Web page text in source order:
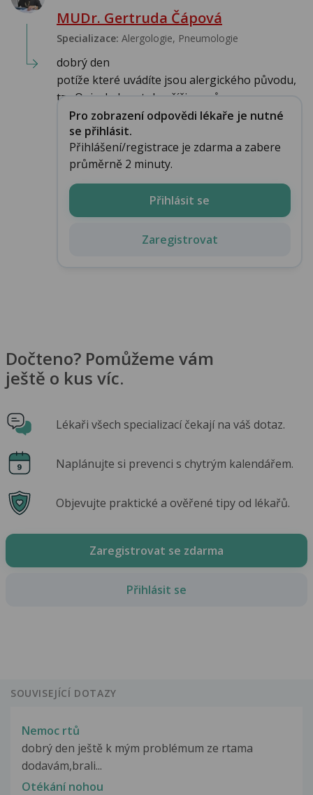
MUDr. Gertruda Čápová
Specializace: Alergologie‎, Pneumologie‎
dobrý den
potíže které uvádíte jsou alergického původu,
tzv Quinckeho otok, příčina mů...
Pro zobrazení odpovědi lékaře je nutné
se přihlásit.
Přihlášení/registrace je zdarma a zabere
průměrně 2 minuty.
Přihlásit se
Zaregistrovat
Dočteno? Pomůžeme vám
ještě o kus víc.
Lékaři všech specializací čekají na váš dotaz.
Naplánujte si prevenci s chytrým kalendářem.
Objevujte praktické a ověřené tipy od lékařů.
Zaregistrovat se zdarma
Přihlásit se
SOUVISEJÍCÍ DOTAZY
Nemoc rtů
dobrý den ještě k mým problémum ze rtama
dodavám,brali...
Otékání nohou